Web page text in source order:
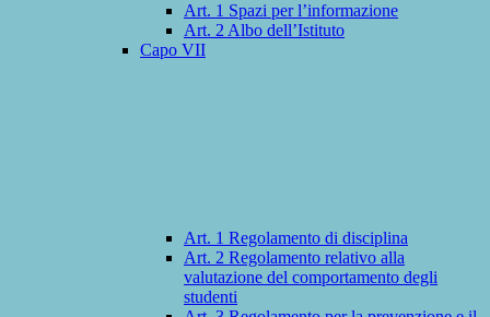
Art. 1 Spazi per l’informazione
Art. 2 Albo dell’Istituto
Capo VII
Art. 1 Regolamento di disciplina
Art. 2 Regolamento relativo alla
valutazione del comportamento degli
studenti